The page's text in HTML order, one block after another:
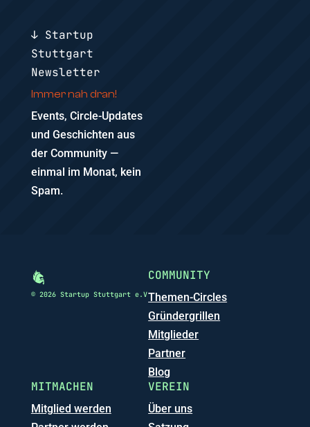
↓ Startup
Stuttgart
Newsletter
Immer nah dran!
Events, Circle-Updates
und Geschichten aus
der Community —
einmal im Monat, kein
Spam.
© 2026 Startup Stuttgart e.V
COMMUNITY
Themen-Circles
Gründergrillen
Mitglieder
Partner
Blog
MITMACHEN
Mitglied werden
VEREIN
Über uns